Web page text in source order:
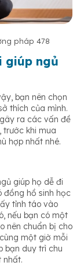
pháp 478
giúp ngủ
bạn nên chọn
thích của mình.
ra các vấn đề
trước khi mua
hợp nhất nhé.
giúp họ dễ đi
đồng hồ sinh học
tỉnh táo vào
nếu bạn có một
nên chuẩn bị cho
một giờ mỗi
bạn duy trì chu
nhất.